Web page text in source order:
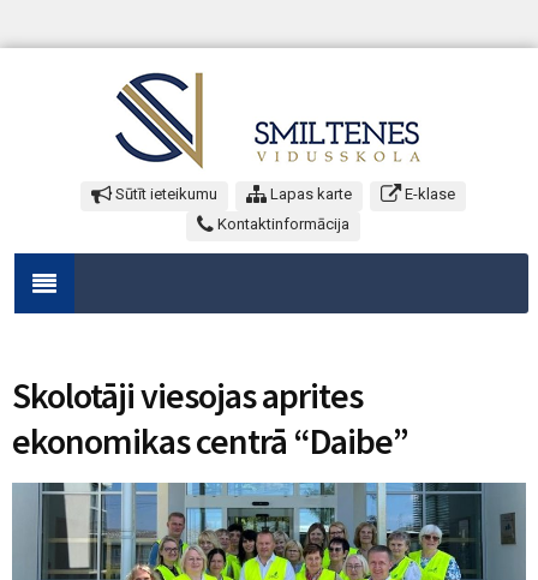
Sūtīt ieteikumu Lapas karte
E-klase
Kontaktinformācija
Skolotāji viesojas aprites
ekonomikas centrā “Daibe”